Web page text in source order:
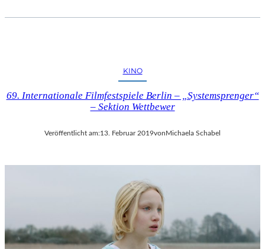
KINO
69. Internationale Filmfestspiele Berlin – „Systemsprenger“
– Sektion Wettbewer
Veröffentlicht am:13. Februar 2019vonMichaela Schabel